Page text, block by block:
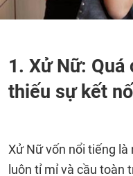
1. Xử Nữ:
thiếu sự kết
Xử Nữ vốn nổi tiếng
luôn tỉ mỉ và cầu toàn